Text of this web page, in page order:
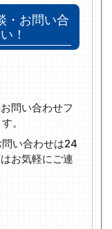
・お問い合
！
問い合わせフ
。
い合わせは24
お気軽にご連